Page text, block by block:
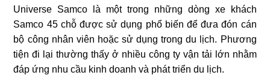
Universe Samco là một trong những dòng xe khách
Samco 45 chỗ được sử dụng phổ biến để đưa đón cán
bộ công nhân viên hoặc sử dụng trong du lịch. Phương
tiện đi lại thường thấy ở nhiều công ty vận tải lớn nhằm
đáp ứng nhu cầu kinh doanh và phát triển du lịch.